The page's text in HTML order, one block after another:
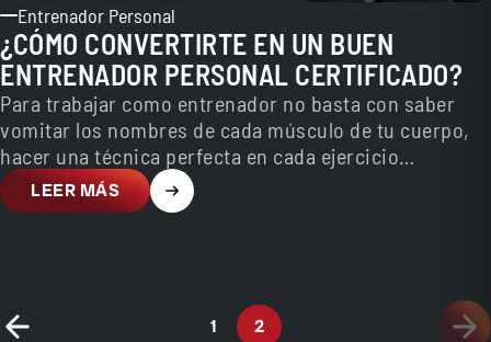
Entrenador Personal
¿CÓMO CONVERTIRTE EN UN BUEN
ENTRENADOR PERSONAL CERTIFICADO?
Para trabajar como entrenador no basta con saber
vomitar los nombres de cada músculo de tu cuerpo,
hacer una técnica perfecta en cada ejercicio…
LEER MÁS
1 2